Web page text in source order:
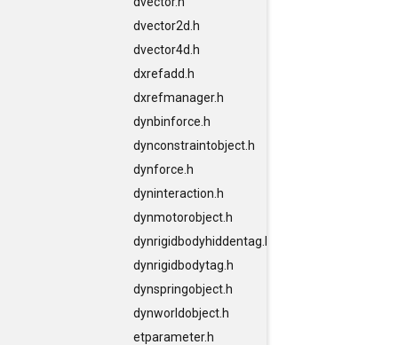
dvector2d.h
dvector4d.h
dxrefadd.h
dxrefmanager.h
dynbinforce.h
dynconstraintobject.h
dynforce.h
dyninteraction.h
dynmotorobject.h
dynrigidbodyhiddentag.h
dynrigidbodytag.h
dynspringobject.h
dynworldobject.h
etparameter.h